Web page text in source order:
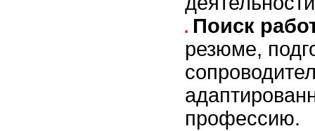
Поиск
резюме,
профессию.